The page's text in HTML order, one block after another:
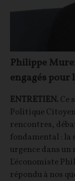
Philippe
engagés pour
ENTRETIEN.Ce
Politique
rencontres,
fondamental : la
urgence dans
L'économiste
répondu à nos